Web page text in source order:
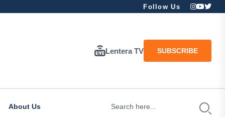
Follow Us
Lentera TV SUBSCRIBE
About Us